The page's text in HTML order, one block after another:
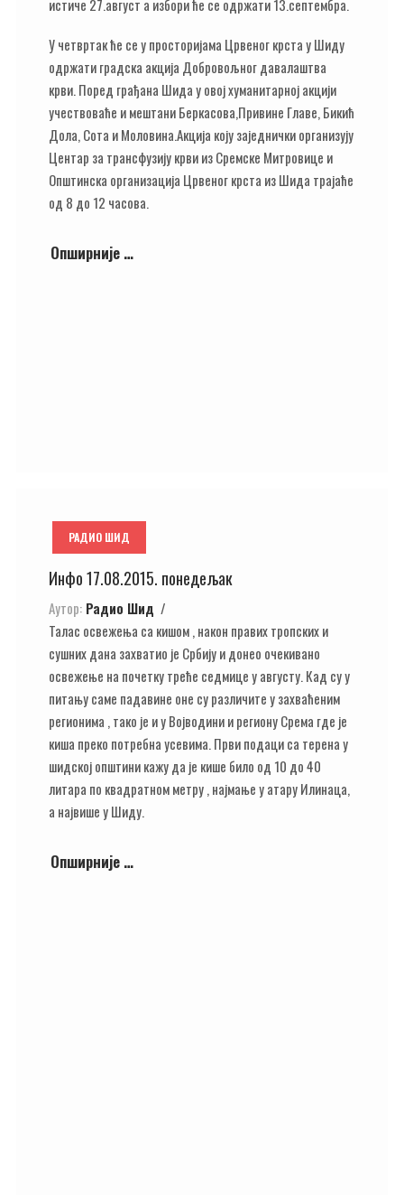
истиче 27.август а избори ће се одржати 13.септембра.
У четвртак ће се у просторијама Црвеног крста у Шиду
одржати градска акција Добровољног давалаштва
крви. Поред грађана Шида у овој хуманитарној акцији
учествоваће и мештани Беркасова,Привине Главе, Бикић
Дола, Сота и Моловина.Акција коју заједнички организују
Центар за трансфузију крви из Сремске Митровице и
Општинска организација Црвеног крста из Шида трајаће
од 8 до 12 часова.
Опширније …
РАДИО ШИД
Инфо 17.08.2015. понедељак
Аутор: Радио Шид
Талас освежења са кишом , након правих тропских и
сушних дана захватио је Србију и донео очекивано
освежење на почетку треће седмице у августу. Кад су у
питању саме падавине оне су различите у захваћеним
регионима , тако је и у Војводини и региону Срема где је
киша преко потребна усевима. Први подаци са терена у
шидској општини кажу да је кише било од 10 до 40
литара по квадратном метру , најмање у атару Илинаца,
а највише у Шиду.
Опширније …